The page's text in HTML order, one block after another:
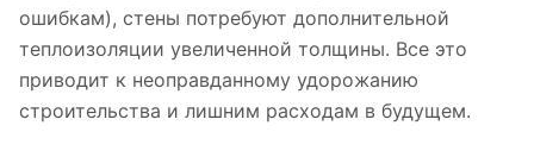
ошибкам), стены потребуют дополнительной
теплоизоляции увеличенной толщины. Все это
приводит к неоправданному удорожанию
строительства и лишним расходам в будущем.